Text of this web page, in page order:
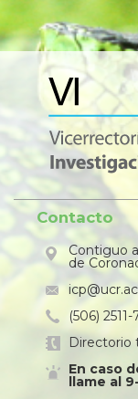
Contacto
Contiguo
de
(506)
Directorio
En caso
llame al